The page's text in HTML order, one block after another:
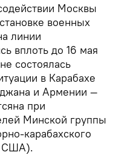
Москвы
военных
линии
вплоть до 16 мая
состоялась
в Карабахе
и Армении —
при
Минской группы
карабахского
США).